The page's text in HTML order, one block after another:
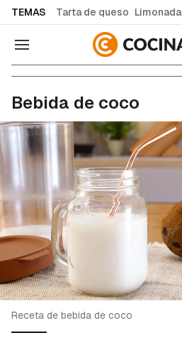
TEMAS Tarta de queso Limonada
Navegación
Bebida de coco
Receta de bebida de coco